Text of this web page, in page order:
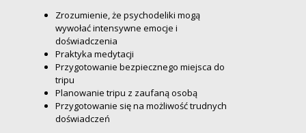
Zrozumienie, że psychodeliki mogą
wywołać intensywne emocje i
doświadczenia
Praktyka medytacji
Przygotowanie bezpiecznego miejsca do
tripu
Planowanie tripu z zaufaną osobą
Przygotowanie się na możliwość trudnych
doświadczeń